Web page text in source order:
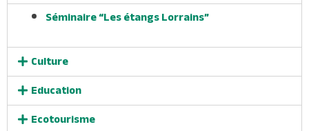
Séminaire “Les étangs Lorrains”
Culture
Education
Ecotourisme